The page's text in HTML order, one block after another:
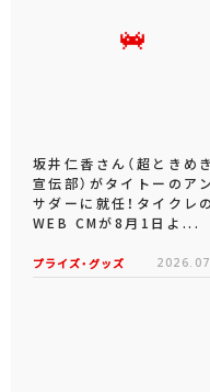
坂井仁香さん（超ときめ
宣伝部）がタイトーのア
サダーに就任！タイクレの
WEB CMが8月1日よ...
プライズ・グッズ